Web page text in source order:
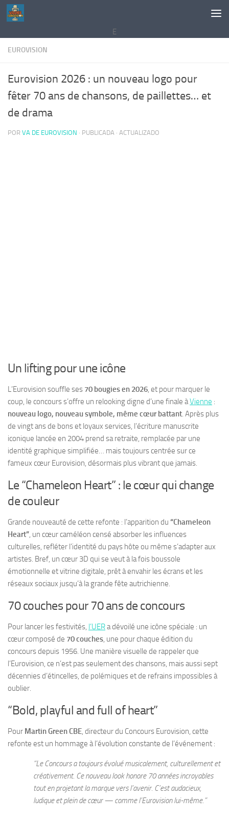
Saltar al contenido
E
EUROVISION
Eurovision 2026 : un nouveau logo pour
fêter 70 ans de chansons, de paillettes… et
de drama
POR VA DE EUROVISION · PUBLICADA · ACTUALIZADO
Un lifting pour une icône
L’Eurovision souffle ses 70 bougies en 2026, et pour marquer le
coup, le concours s’offre un relooking digne d’une finale àVienne :
nouveau logo, nouveau symbole, même cœur battant. Après plus
de vingt ans de bons et loyaux services, l’écriture manuscrite
iconique lancée en 2004 prend sa retraite, remplacée par une
identité graphique simplifiée… mais toujours centrée sur ce
fameux cœur Eurovision, désormais plus vibrant que jamais.
Le “Chameleon Heart” : le cœur qui change
de couleur
Grande nouveauté de cette refonte : l’apparition du “Chameleon
Heart”, un cœur caméléon censé absorber les influences
culturelles, refléter l’identité du pays hôte ou même s’adapter aux
artistes. Bref, un cœur 3D qui se veut à la fois boussole
émotionnelle et vitrine digitale, prêt à envahir les écrans et les
réseaux sociaux jusqu’à la grande fête autrichienne.
70 couches pour 70 ans de concours
Pour lancer les festivités, l’UERa dévoilé une icône spéciale : un
cœur composé de 70 couches, une pour chaque édition du
concours depuis 1956. Une manière visuelle de rappeler que
l’Eurovision, ce n’est pas seulement des chansons, mais aussi sept
décennies d’étincelles, de polémiques et de refrains impossibles à
oublier.
“Bold, playful and full of heart”
Pour Martin Green CBE, directeur du Concours Eurovision, cette
refonte est un hommage à l’évolution constante de l’événement :
“Le Concours a toujours évolué musicalement, culturellement et
créativement. Ce nouveau look honore 70 années incroyables
tout en projetant la marque vers l’avenir. C’est audacieux,
ludique et plein de cœur — comme l’Eurovision lui-même.”